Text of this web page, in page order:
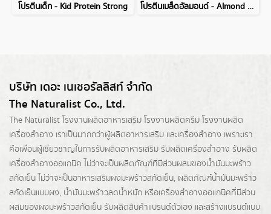
โปรตีนเด็ก - Kid Protein Strong โปรตีนเมล็ดอัลมอนด์ - Almond Seed Protein 80%
บริษัท เดอะ เนเชอรัลลิสท์ จำกัด
The Naturalist Co., Ltd.
The Naturalist โรงงานผลิตอาหารเสริม โรงงานผลิตครีม โรงงานผลิต
เครื่องสำอาง เราเป็นมากกว่าผู้ผลิตอาหารเสริม และเครื่องสำอาง เพราะเรา
คือเพื่อนผู้เชี่ยวชาญในการรับผลิตอาหารเสริม รับผลิตเครื่องสำอาง รับผลิต
เครื่องสำอางออแกนิค ไม่ว่าจะเป็นผลิตภัณฑ์ที่มีส่วนผสมของน้ำมันมะพร้าว
สกัดเย็น ไม่ว่าจะเป็นอาหารเสริมผงมะพร้าวสกัดเย็น, ผลิตภัณฑ์น้ำมันมะพร้าว
สกัดเย็นแบบผง, น้ำมันมะพร้าวลดน้ำหนัก หรือเครื่องสำอางออแกนิคที่มีส่วน
ผสมของผงมะพร้าวสกัดเย็น รับผลิตสินค้าแบรนด์ตัวเอง และสร้างแบรนด์แบบ